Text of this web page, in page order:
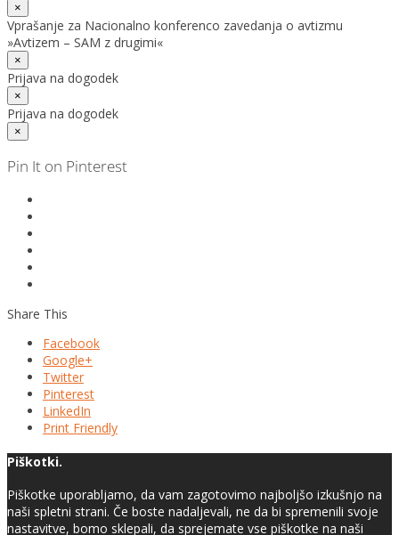
×
Vprašanje za Nacionalno konferenco zavedanja o avtizmu
»Avtizem – SAM z drugimi«
×
Prijava na dogodek
×
Prijava na dogodek
×
Pin It on Pinterest
Share This
Facebook
Google+
Twitter
Pinterest
LinkedIn
Print Friendly
Piškotki.
Piškotke uporabljamo, da vam zagotovimo najboljšo izkušnjo na
naši spletni strani. Če boste nadaljevali, ne da bi spremenili svoje
nastavitve, bomo sklepali, da sprejemate vse piškotke na naši